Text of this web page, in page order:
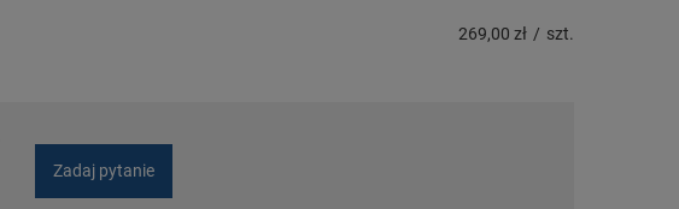
269,00 zł / szt.
Zadaj pytanie